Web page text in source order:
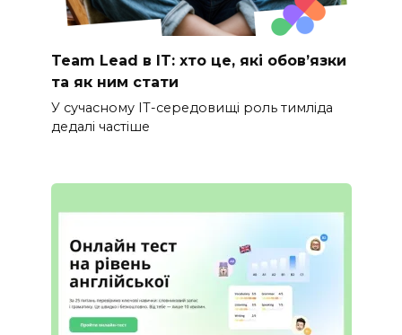
Team Lead в IT: хто це, які обов’язки
та як ним стати
У сучасному IT-середовищі роль тимліда
дедалі частіше